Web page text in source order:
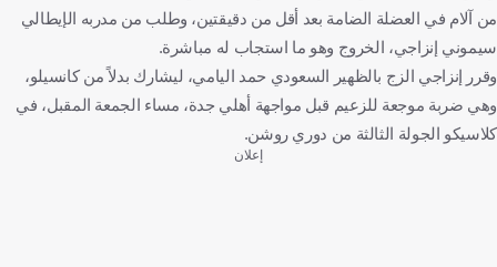
من آلام في العضلة الضامة بعد أقل من دقيقتين، وطلب من مدربه الإيطالي
سيموني إنزاجي، الخروج وهو ما استجاب له مباشرة.
وقرر إنزاجي الزج بالظهير السعودي حمد اليامي، ليشارك بدلاً من كانسيلو،
وهي ضربة موجعة للزعيم قبل مواجهة أهلي جدة، مساء الجمعة المقبل، في
كلاسيكو الجولة الثالثة من دوري روشن.
إعلان